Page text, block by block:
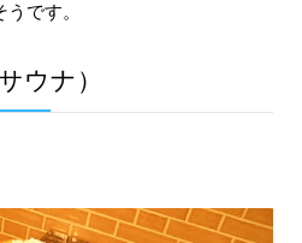
です。
ウナ）